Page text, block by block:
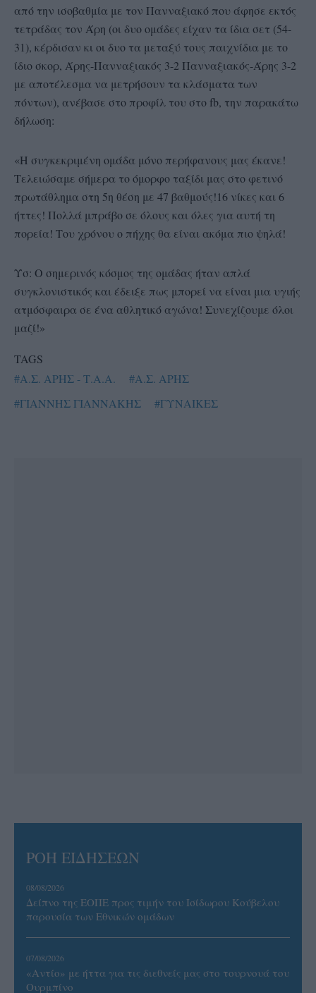
από την ισοβαθμία με τον Πανναξιακό που άφησε εκτός
τετράδας τον Άρη (οι δυο ομάδες είχαν τα ίδια σετ (54-
31), κέρδισαν κι οι δυο τα μεταξύ τους παιχνίδια με το
ίδιο σκορ, Άρης-Πανναξιακός 3-2 Πανναξιακός-Άρης 3-2
με αποτέλεσμα να μετρήσουν τα κλάσματα των
πόντων), ανέβασε στο προφίλ του στο fb, την παρακάτω
δήλωση:
«Η συγκεκριμένη ομάδα μόνο περήφανους μας έκανε!
Τελειώσαμε σήμερα το όμορφο ταξίδι μας στο φετινό
πρωτάθλημα στη 5η θέση με 47 βαθμούς!16 νίκες και 6
ήττες! Πολλά μπράβο σε όλους και όλες για αυτή τη
πορεία! Του χρόνου ο πήχης θα είναι ακόμα πιο ψηλά!
Υσ: Ο σημερινός κόσμος της ομάδας ήταν απλά
συγκλoνιστικός και έδειξε πως μπορεί να είναι μια υγιής
ατμόσφαιρα σε ένα αθλητικό αγώνα! Συνεχίζουμε όλοι
μαζί!»
TAGS
#Α.Σ. ΑΡΗΣ - Τ.Α.Α.
#Α.Σ. ΑΡΗΣ
#ΓΙΑΝΝΗΣ ΓΙΑΝΝΑΚΗΣ
#ΓΥΝΑΙΚΕΣ
ΡΟΗ ΕΙΔΗΣΕΩΝ
08/08/2026
Δείπνο της ΕΟΠΕ προς τιμήν του Ισίδωρου Κούβελου
παρουσία των Εθνικών ομάδων
07/08/2026
«Αντίο» με ήττα για τις διεθνείς μας στο τουρνουά του
Ουρμπίνο